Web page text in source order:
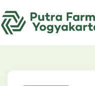
to
content